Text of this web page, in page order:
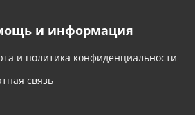
и информация
и политика конфиденциальности
связь